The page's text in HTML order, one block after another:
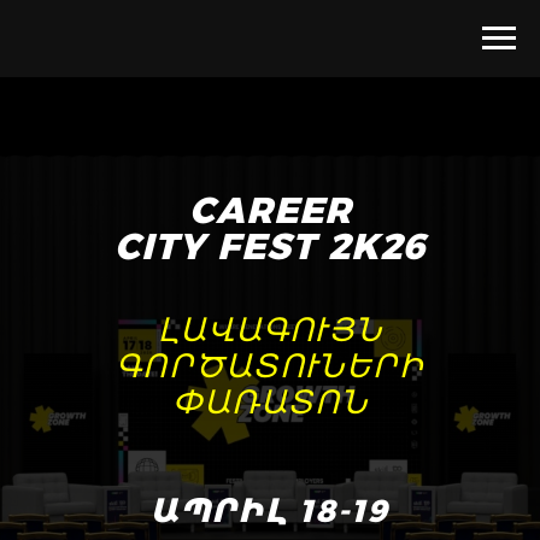
CAREER
CITY FEST 2K26
ԼԱՎԱԳՈՒՅՆ
ԳՈՐԾԱՏՈՒՆԵՐԻ
ՓԱՌԱՏՈՆ
ԱՊՐԻԼ 18-19